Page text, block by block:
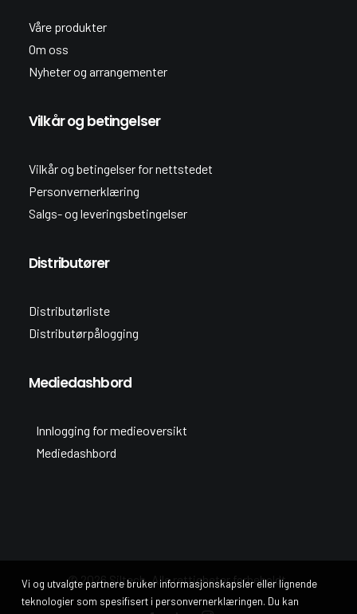
Våre produkter
Om oss
Nyheter og arrangementer
Vilkår og betingelser
Vilkår og betingelser for nettstedet
Personvernerklæring
Salgs- og leveringsbetingelser
Distributører
Distributørliste
Distributørpålogging
Mediedashbord
Innlogging for medieoversikt
Mediedashbord
© 2026 Siltech. Alle rettigheter forbeholdt.
Vi og utvalgte partnere bruker informasjonskapsler eller lignende
teknologier som spesifisert i personvernerklæringen. Du kan